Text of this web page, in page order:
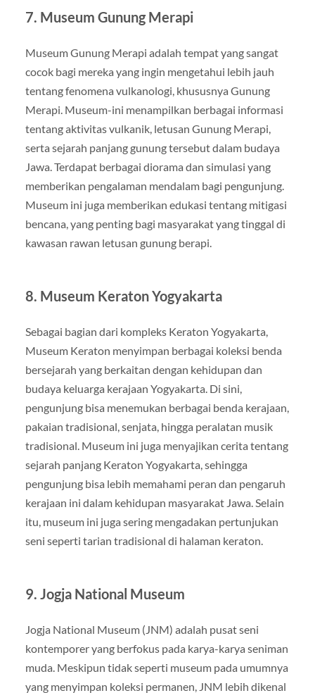
7. Museum Gunung Merapi
Museum Gunung Merapi adalah tempat yang sangat
cocok bagi mereka yang ingin mengetahui lebih jauh
tentang fenomena vulkanologi, khususnya Gunung
Merapi. Museum-ini menampilkan berbagai informasi
tentang aktivitas vulkanik, letusan Gunung Merapi,
serta sejarah panjang gunung tersebut dalam budaya
Jawa. Terdapat berbagai diorama dan simulasi yang
memberikan pengalaman mendalam bagi pengunjung.
Museum ini juga memberikan edukasi tentang mitigasi
bencana, yang penting bagi masyarakat yang tinggal di
kawasan rawan letusan gunung berapi.
8. Museum Keraton Yogyakarta
Sebagai bagian dari kompleks Keraton Yogyakarta,
Museum Keraton menyimpan berbagai koleksi benda
bersejarah yang berkaitan dengan kehidupan dan
budaya keluarga kerajaan Yogyakarta. Di sini,
pengunjung bisa menemukan berbagai benda kerajaan,
pakaian tradisional, senjata, hingga peralatan musik
tradisional. Museum ini juga menyajikan cerita tentang
sejarah panjang Keraton Yogyakarta, sehingga
pengunjung bisa lebih memahami peran dan pengaruh
kerajaan ini dalam kehidupan masyarakat Jawa. Selain
itu, museum ini juga sering mengadakan pertunjukan
seni seperti tarian tradisional di halaman keraton.
9. Jogja National Museum
Jogja National Museum (JNM) adalah pusat seni
kontemporer yang berfokus pada karya-karya seniman
muda. Meskipun tidak seperti museum pada umumnya
yang menyimpan koleksi permanen, JNM lebih dikenal